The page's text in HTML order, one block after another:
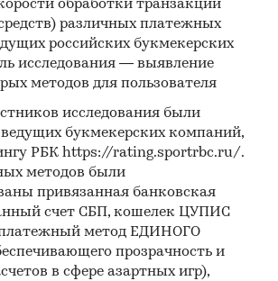
(сайты, порталы)
эмитентов
и федеральные СМИ
источники
аналитические
обработки транзакций
различных платежных
российских букмекерских
исследования — выявление
методов для пользователя
исследования были
букмекерских компаний,
РБК https://rating.sportrbc.ru/.
методов были
привязанная банковская
счет СБП, кошелек ЦУПИС
метод ЕДИНОГО
прозрачность и
в сфере азартных игр),